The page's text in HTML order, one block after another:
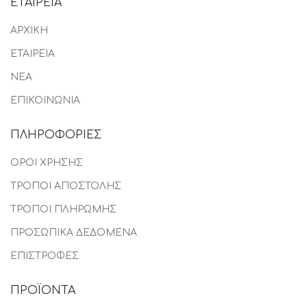
ΕΤΑΙΡΕΙΑ
ΑΡΧΙΚΗ
ΕΤΑΙΡΕΙΑ
ΝΕΑ
ΕΠΙΚΟΙΝΩΝΙΑ
ΠΛΗΡΟΦΟΡΙΕΣ
ΟΡΟΙ ΧΡΗΣΗΣ
ΤΡΟΠΟΙ ΑΠΟΣΤΟΛΗΣ
ΤΡΟΠΟΙ ΠΛΗΡΩΜΗΣ
ΠΡΟΣΩΠΙΚΑ ΔΕΔΟΜΕΝΑ
ΕΠΙΣΤΡΟΦΕΣ
ΠΡΟΪΟΝΤΑ